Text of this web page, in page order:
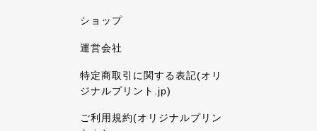
ショップ
運営会社
特定商取引に関する表記(オリ
ジナルプリント.jp)
ご利用規約(オリジナルプリン